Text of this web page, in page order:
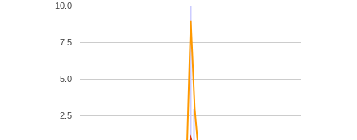
2.5
5.0
7.5
10.0